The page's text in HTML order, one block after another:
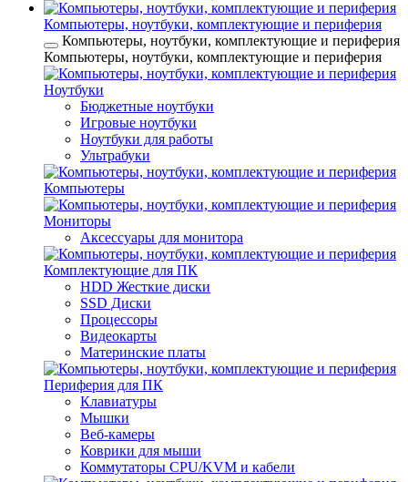
Компьютеры, ноутбуки, комплектующие и периферия
Компьютеры, ноутбуки, комплектующие и периферия
Компьютеры, ноутбуки, комплектующие и периферия
Ноутбуки
Бюджетные ноутбуки
Игровые ноутбуки
Ноутбуки для работы
Ультрабуки
Компьютеры
Мониторы
Аксессуары для монитора
Комплектующие для ПК
HDD Жесткие диски
SSD Диски
Процессоры
Видеокарты
Материнские платы
Периферия для ПК
Клавиатуры
Мышки
Веб-камеры
Коврики для мыши
Коммутаторы CPU/KVM и кабели